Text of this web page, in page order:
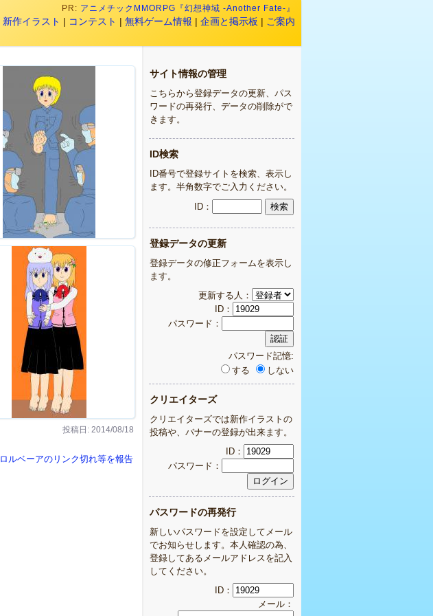
PR: アニメチックMMORPG『幻想神域 -Another Fate-』
新作イラスト | コンテスト | 無料ゲーム情報 | 企画と掲示板 | ご案内
投稿日: 2014/08/18
ロルベーアのリンク切れ等を報告
サイト情報の管理
こちらから登録データの更新、パス
ワードの再発行、データの削除がで
きます。
ID検索
ID番号で登録サイトを検索、表示し
ます。半角数字でご入力ください。
ID：
登録データの更新
登録データの修正フォームを表示し
ます。
更新する人：
ID：
パスワード：
パスワード記憶:
する
しない
クリエイターズ
クリエイターズでは新作イラストの
投稿や、バナーの登録が出来ます。
ID：
パスワード：
パスワードの再発行
新しいパスワードを設定してメール
でお知らせします。本人確認の為、
登録してあるメールアドレスを記入
してください。
ID：
メール：